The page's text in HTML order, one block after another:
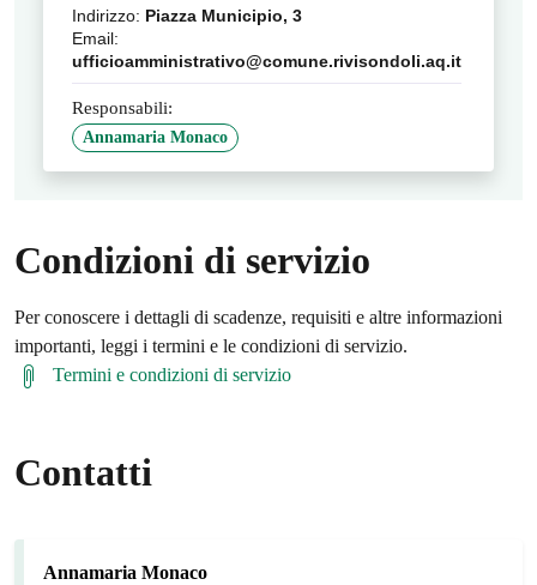
Indirizzo: Piazza Municipio, 3
Email:
ufficioamministrativo@comune.rivisondoli.aq.it
Responsabili:
Annamaria Monaco
Condizioni di servizio
Per conoscere i dettagli di scadenze, requisiti e altre informazioni
importanti, leggi i termini e le condizioni di servizio.
Termini e condizioni di servizio
Contatti
Annamaria Monaco